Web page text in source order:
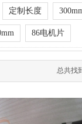
定制长度
86电机片
总共找